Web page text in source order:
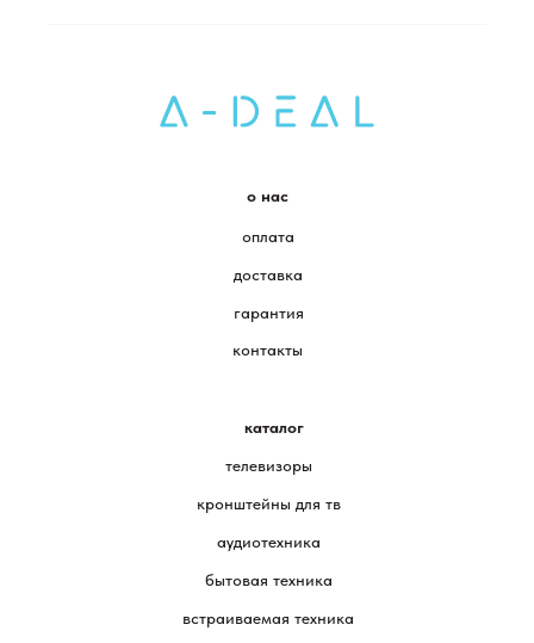
о нас
оплата
доставка
гарантия
каталог
телевизоры
кронштейны для тв
аудиотехника
бытовая техника
встраиваемая техника
контакты